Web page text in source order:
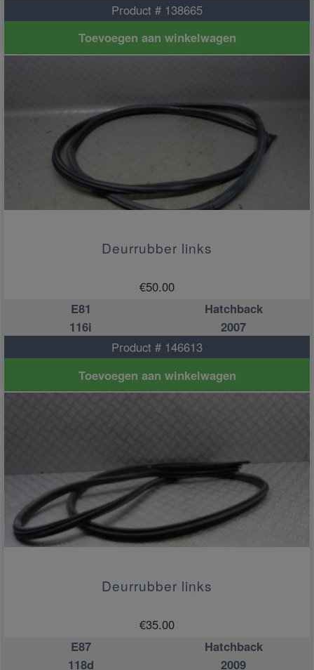
Product # 138665
Toevoegen aan winkelwagen
Deurrubber links
€50.00
E81
Hatchback
116i
2007
Product # 146613
Toevoegen aan winkelwagen
Deurrubber links
€35.00
E87
Hatchback
118d
2009